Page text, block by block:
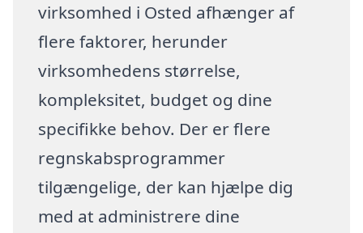
virksomhed i Osted afhænger af
flere faktorer, herunder
virksomhedens størrelse,
kompleksitet, budget og dine
specifikke behov. Der er flere
regnskabsprogrammer
tilgængelige, der kan hjælpe dig
med at administrere dine